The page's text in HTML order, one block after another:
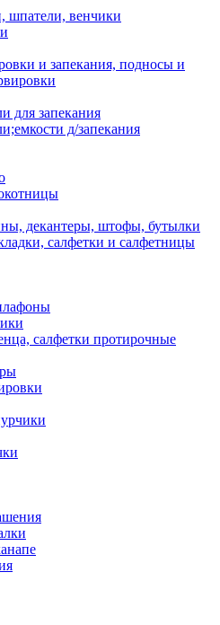
венчики
и запекания, подносы и
для запекания
д/запекания
декантеры, штофы, бутылки
салфетки и салфетницы
салфетки протирочные